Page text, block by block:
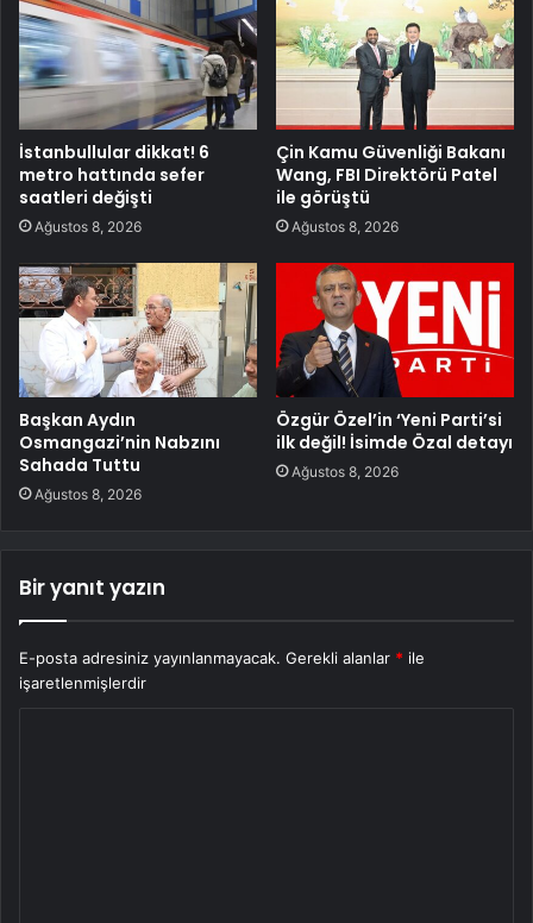
İstanbullular dikkat! 6
metro hattında sefer
saatleri değişti
Ağustos 8, 2026
Çin Kamu Güvenliği Bakanı
Wang, FBI Direktörü Patel
ile görüştü
Ağustos 8, 2026
Başkan Aydın
Osmangazi’nin Nabzını
Sahada Tuttu
Ağustos 8, 2026
Özgür Özel’in ‘Yeni Parti’si
ilk değil! İsimde Özal detayı
Ağustos 8, 2026
Bir yanıt yazın
E-posta adresiniz yayınlanmayacak. Gerekli alanlar * ile
işaretlenmişlerdir